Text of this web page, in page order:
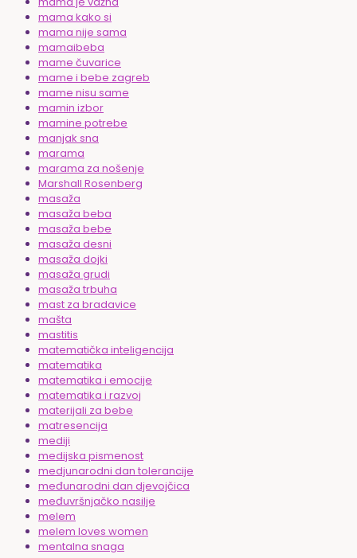
mama kako si
mama nije sama
mamaibeba
mame čuvarice
mame i bebe zagreb
mame nisu same
mamin izbor
mamine potrebe
manjak sna
marama
marama za nošenje
Marshall Rosenberg
masaža
masaža beba
masaža bebe
masaža desni
masaža dojki
masaža grudi
masaža trbuha
mast za bradavice
mašta
mastitis
matematička inteligencija
matematika
matematika i emocije
matematika i razvoj
materijali za bebe
matresencija
mediji
medijska pismenost
medjunarodni dan tolerancije
međunarodni dan djevojčica
međuvršnjačko nasilje
melem
melem loves women
mentalna snaga